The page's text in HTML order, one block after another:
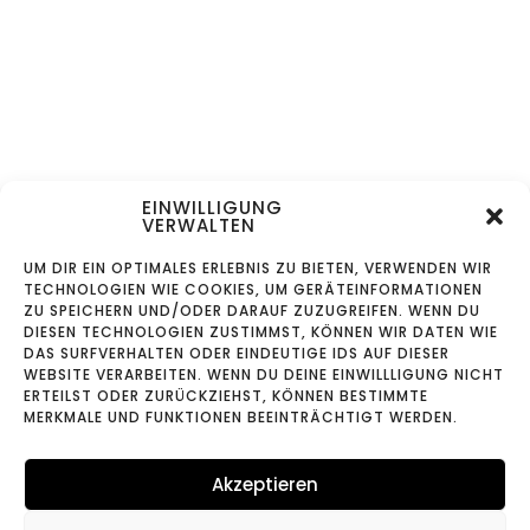
EINWILLIGUNG
VERWALTEN
UM DIR EIN OPTIMALES ERLEBNIS ZU BIETEN, VERWENDEN WIR
TECHNOLOGIEN WIE COOKIES, UM GERÄTEINFORMATIONEN
ZU SPEICHERN UND/ODER DARAUF ZUZUGREIFEN. WENN DU
DIESEN TECHNOLOGIEN ZUSTIMMST, KÖNNEN WIR DATEN WIE
DAS SURFVERHALTEN ODER EINDEUTIGE IDS AUF DIESER
WEBSITE VERARBEITEN. WENN DU DEINE EINWILLLIGUNG NICHT
ERTEILST ODER ZURÜCKZIEHST, KÖNNEN BESTIMMTE
MERKMALE UND FUNKTIONEN BEEINTRÄCHTIGT WERDEN.
Akzeptieren